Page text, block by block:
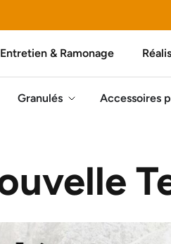
Entretien & Ramonage
Granulés Accessoires